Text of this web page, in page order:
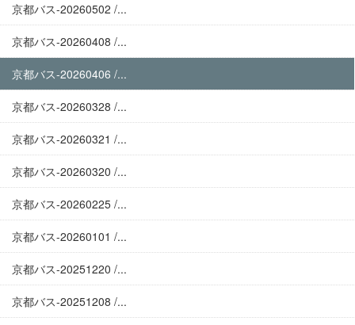
京都バス-20260502 /...
京都バス-20260408 /...
京都バス-20260406 /...
京都バス-20260328 /...
京都バス-20260321 /...
京都バス-20260320 /...
京都バス-20260225 /...
京都バス-20260101 /...
京都バス-20251220 /...
京都バス-20251208 /...